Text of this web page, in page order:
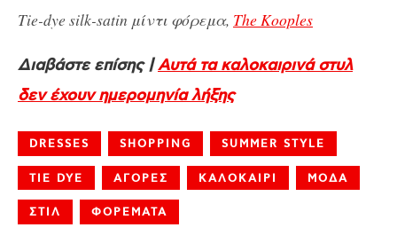
Tie-dye silk-satin μίντι φόρεμα, The Kooples
Διαβάστε επίσης |Αυτά τα καλοκαιρινά στυλ
δεν έχουν ημερομηνία λήξης
DRESSES SHOPPING SUMMER STYLE
TIE DYE ΑΓΟΡΕΣ ΚΑΛΟΚΑΙΡΙ ΜΟΔΑ
ΣΤΙΛ ΦΟΡΕΜΑΤΑ